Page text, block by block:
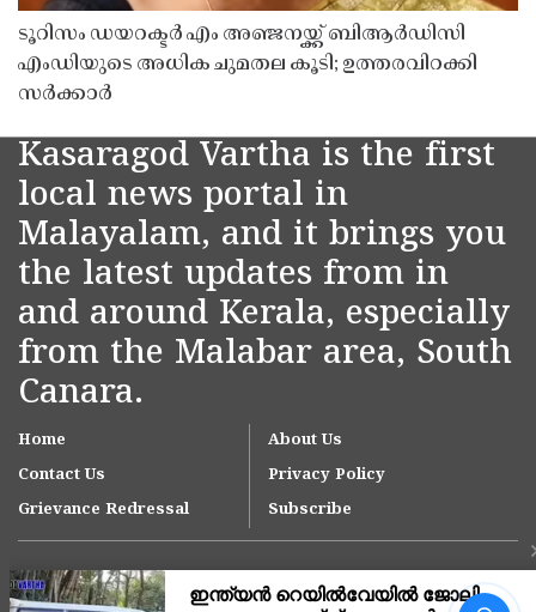
ടൂറിസം ഡയറക്ടർ എം അഞ്ജനയ്ക്ക് ബിആർഡിസി
എംഡിയുടെ അധിക ചുമതല കൂടി; ഉത്തരവിറക്കി
സർക്കാർ
Kasaragod Vartha is the first
local news portal in
Malayalam, and it brings you
the latest updates from in
and around Kerala, especially
from the Malabar area, South
Canara.
Home
About Us
Contact Us
Privacy Policy
Grievance Redressal
Subscribe